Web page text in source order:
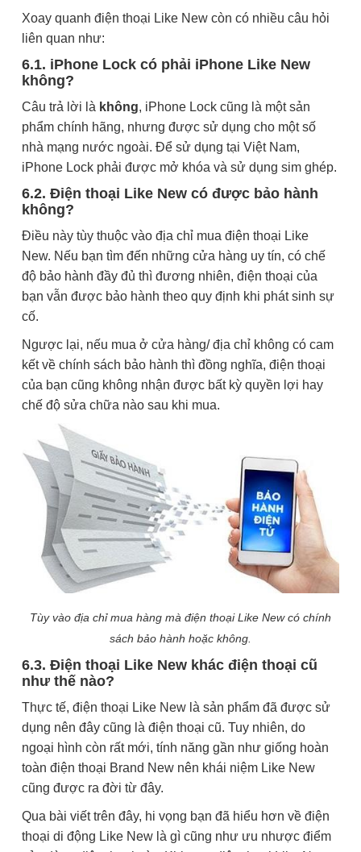
Xoay quanh điện thoại Like New còn có nhiều câu hỏi
liên quan như:
6.1. iPhone Lock có phải iPhone Like New
không?
Câu trả lời là không, iPhone Lock cũng là một sản
phẩm chính hãng, nhưng được sử dụng cho một số
nhà mạng nước ngoài. Để sử dụng tại Việt Nam,
iPhone Lock phải được mở khóa và sử dụng sim ghép.
6.2. Điện thoại Like New có được bảo hành
không?
Điều này tùy thuộc vào địa chỉ mua điện thoại Like
New. Nếu bạn tìm đến những cửa hàng uy tín, có chế
độ bảo hành đầy đủ thì đương nhiên, điện thoại của
bạn vẫn được bảo hành theo quy định khi phát sinh sự
cố.
Ngược lại, nếu mua ở cửa hàng/ địa chỉ không có cam
kết về chính sách bảo hành thì đồng nghĩa, điện thoại
của bạn cũng không nhận được bất kỳ quyền lợi hay
chế độ sửa chữa nào sau khi mua.
Tùy vào địa chỉ mua hàng mà điện thoại Like New có chính
sách bảo hành hoặc không.
6.3. Điện thoại Like New khác điện thoại cũ
như thế nào?
Thực tế, điện thoại Like New là sản phẩm đã được sử
dụng nên đây cũng là điện thoại cũ. Tuy nhiên, do
ngoại hình còn rất mới, tính năng gần như giống hoàn
toàn điện thoại Brand New nên khái niệm Like New
cũng được ra đời từ đây.
Qua bài viết trên đây, hi vọng bạn đã hiểu hơn về điện
thoại di động Like New là gì cũng như ưu nhược điểm